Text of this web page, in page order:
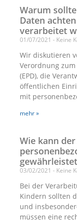
Warum
Daten
verarbeitet
01/07/2021 Keine
Wir diskutieren
Verordnung
(EPD), die
öffentlichen
mit
mehr »
Wie kann
03/02/2021 Keine
Bei der
Kindern sollten
und
müssen eine